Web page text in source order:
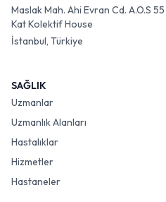
Maslak Mah. Ahi Evran Cd. A.O.S
Kat Kolektif House
İstanbul, Türkiye
SAĞLIK
Uzmanlar
Uzmanlık Alanları
Hastalıklar
Hizmetler
Hastaneler